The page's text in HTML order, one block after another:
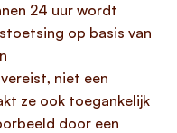
24 uur wordt
op basis van
niet een
ze ook toegankelijk
door een